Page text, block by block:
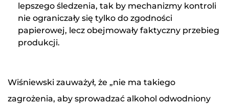
lepszego śledzenia, tak by mechanizmy kontroli
nie ograniczały się tylko do zgodności
papierowej, lecz obejmowały faktyczny przebieg
produkcji.
Wiśniewski zauważył, że „nie ma takiego
zagrożenia, aby sprowadzać alkohol odwodniony